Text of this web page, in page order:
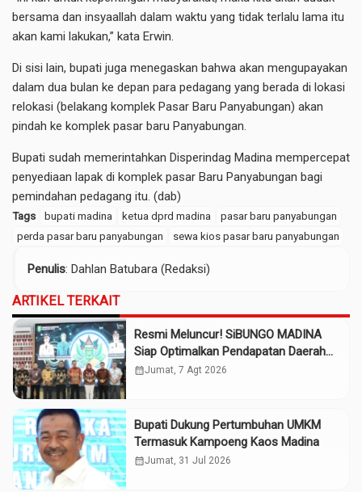
bersama dan insyaallah dalam waktu yang tidak terlalu lama itu
akan kami lakukan,” kata Erwin.
Di sisi lain, bupati juga menegaskan bahwa akan mengupayakan
dalam dua bulan ke depan para pedagang yang berada di lokasi
relokasi (belakang komplek Pasar Baru Panyabungan) akan
pindah ke komplek pasar baru Panyabungan.
Bupati sudah memerintahkan Disperindag Madina mempercepat
penyediaan lapak di komplek pasar Baru Panyabungan bagi
pemindahan pedagang itu. (dab)
Tags bupati madina ketua dprd madina
pasar baru panyabungan
perda pasar baru panyabungan
sewa kios pasar baru panyabungan
Penulis: Dahlan Batubara (Redaksi)
ARTIKEL TERKAIT
Resmi Meluncur! SiBUNGO MADINA
Siap Optimalkan Pendapatan Daerah
Madina
calendar_monthJumat, 7 Agt 2026
Bupati Dukung Pertumbuhan UMKM
Termasuk Kampoeng Kaos Madina
calendar_monthJumat, 31 Jul 2026